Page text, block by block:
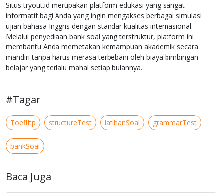
Situs tryout.id merupakan platform edukasi yang sangat
informatif bagi Anda yang ingin mengakses berbagai simulasi
ujian bahasa Inggris dengan standar kualitas internasional.
Melalui penyediaan bank soal yang terstruktur, platform ini
membantu Anda memetakan kemampuan akademik secara
mandiri tanpa harus merasa terbebani oleh biaya bimbingan
belajar yang terlalu mahal setiap bulannya.
#Tagar
ToeflItp structureTest latihanSoal grammarTest
bankSoal
Baca Juga